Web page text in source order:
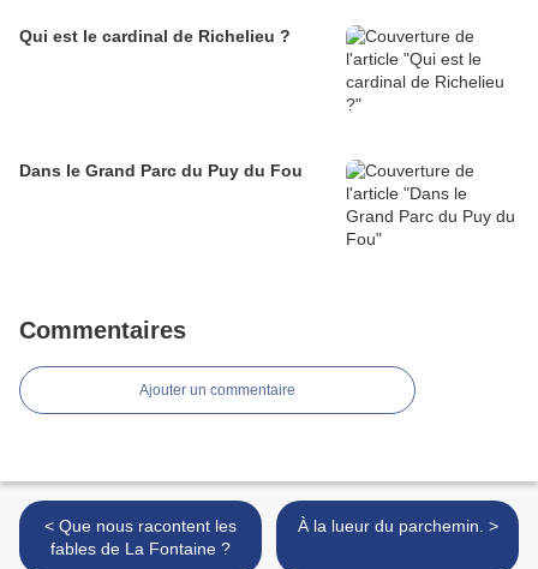
Qui est le cardinal de Richelieu ?
Dans le Grand Parc du Puy du Fou
Commentaires
Ajouter un commentaire
< Que nous racontent les
fables de La Fontaine ?
À la lueur du parchemin. >